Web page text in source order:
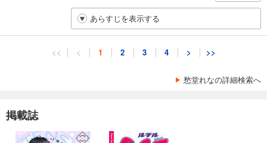
あらすじを表示する
<< < 1 2 3 4 > >>
愁堂れなの詳細検索へ
掲載誌